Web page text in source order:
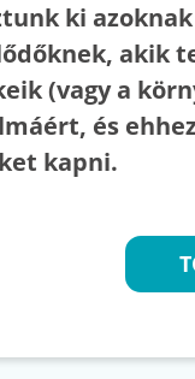
ki
akik
(vagy a
és
kapni.